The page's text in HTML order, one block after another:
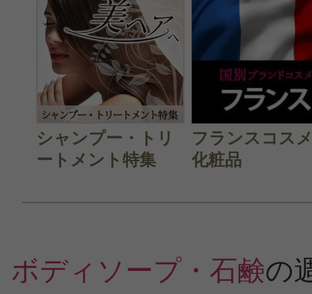
シャンプー・トリ
ートメント特集
フランスコス
化粧品
ボディソープ・石鹸の